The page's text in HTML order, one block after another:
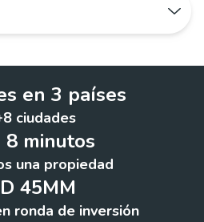
hogar
un hogar
en 3 países
ciudades
8 minutos
una propiedad
45MM
ronda de inversión